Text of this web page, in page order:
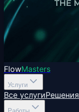
FlowMasters
Услуги
Все услугиРешения